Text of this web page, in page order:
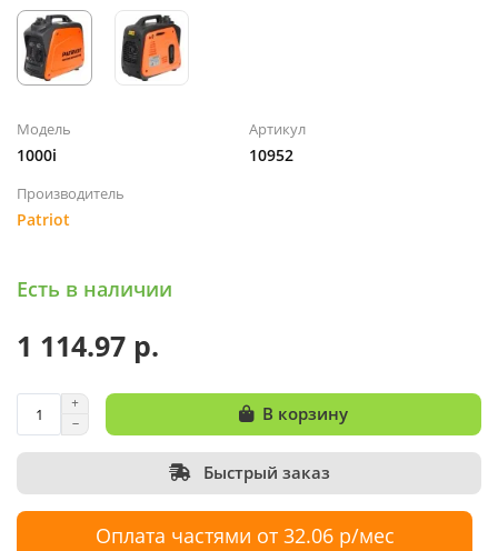
Модель
1000i
Артикул
10952
Производитель
Patriot
Есть в наличии
1 114.97 р.
В корзину
Быстрый заказ
Оплата частями от 32.06 р/мес